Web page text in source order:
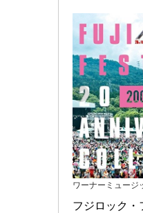
ワーナーミュージ
フジロック・